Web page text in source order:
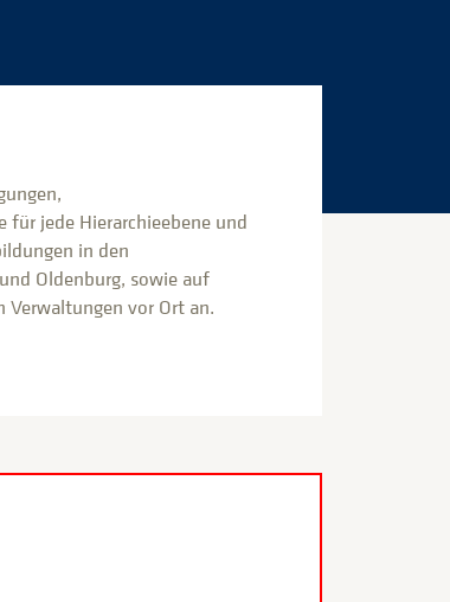
für jede Hierarchieebene und
in den
Oldenburg, sowie auf
Verwaltungen vor Ort an.